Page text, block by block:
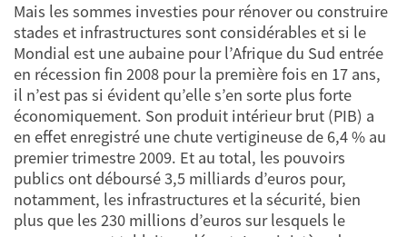
Mais les sommes investies pour rénover ou construire
stades et infrastructures sont considérables et si le
Mondial est une aubaine pour l’Afrique du Sud entrée
en récession fin 2008 pour la première fois en 17 ans,
il n’est pas si évident qu’elle s’en sorte plus forte
économiquement. Son produit intérieur brut (PIB) a
en effet enregistré une chute vertigineuse de 6,4 % au
premier trimestre 2009. Et au total, les pouvoirs
publics ont déboursé 3,5 milliards d’euros pour,
notamment, les infrastructures et la sécurité, bien
plus que les 230 millions d’euros sur lesquels le